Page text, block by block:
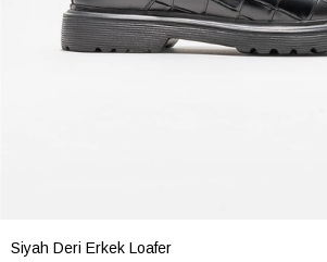
Siyah Deri Erkek Loafer